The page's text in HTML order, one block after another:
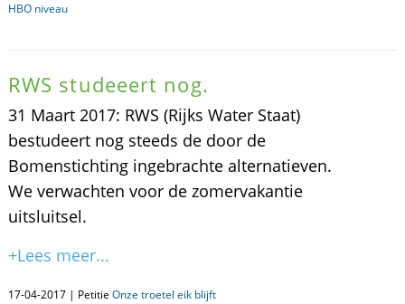
HBO niveau
RWS studeeert nog.
31 Maart 2017: RWS (Rijks Water Staat)
bestudeert nog steeds de door de
Bomenstichting ingebrachte alternatieven.
We verwachten voor de zomervakantie
uitsluitsel.
+Lees meer...
17-04-2017 | Petitie Onze troetel eik blijft